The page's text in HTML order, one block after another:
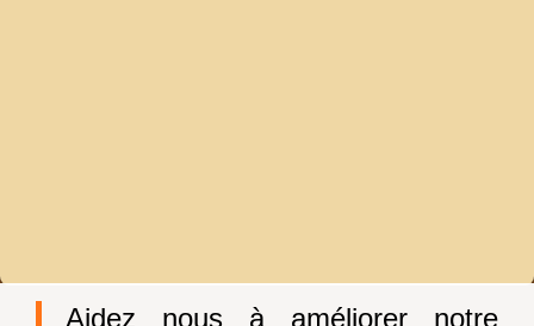
Aidez nous à améliorer notre